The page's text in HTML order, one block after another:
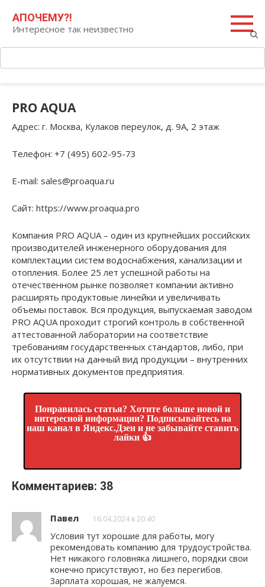
контенту
АПОЧЕМУ?!
Интересное так неизвестно
PRO AQUA
Адрес: г. Москва, Кулаков переулок, д. 9А, 2 этаж
Телефон: +7 (495) 602-95-73
E-mail: sales@proaqua.ru
Сайт: https://www.proaqua.pro
Компания PRO AQUA – один из крупнейших российских
производителей инженерного оборудования для
комплектации систем водоснабжения, канализации и
отопления. Более 25 лет успешной работы на
отечественном рынке позволяет компании активно
расширять продуктовые линейки и увеличивать
объемы поставок. Вся продукция, выпускаемая заводом
PRO AQUA проходит строгий контроль в собственной
аттестованной лаборатории на соответствие
требованиям государственных стандартов, либо, при
их отсутствии на данный вид продукции – внутренних
нормативных документов предприятия.
Понравилась статья? Хотите больше новой и
интересной информации? Подписывайтесь на
наш канал в Яндекс.Дзен и не забывайте ставить
лайки 👍
Комментариев: 38
Павел 16.04.2024 в 20:40
Условия тут хорошие для работы, могу
рекомендовать компанию для трудоустройства.
Нет никакого головняка лишнего, порядки свои
конечно присутствуют, но без перегибов.
Зарплата хорошая, не жалуемся.